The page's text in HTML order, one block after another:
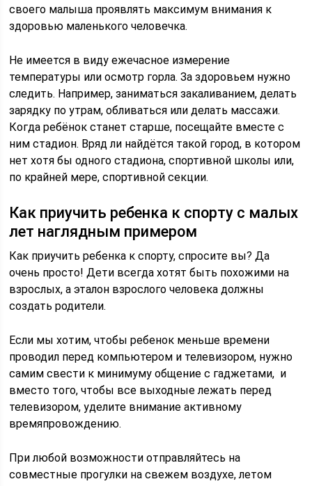
своего малыша проявлять максимум внимания к
здоровью маленького человечка.
Не имеется в виду ежечасное измерение
температуры или осмотр горла. За здоровьем нужно
следить. Например, заниматься закаливанием, делать
зарядку по утрам, обливаться или делать массажи.
Когда ребёнок станет старше, посещайте вместе с
ним стадион. Вряд ли найдётся такой город, в котором
нет хотя бы одного стадиона, спортивной школы или,
по крайней мере, спортивной секции.
Как приучить ребенка к спорту с малых
лет наглядным примером
Как приучить ребенка к спорту, спросите вы? Да
очень просто! Дети всегда хотят быть похожими на
взрослых, а эталон взрослого человека должны
создать родители.
Если мы хотим, чтобы ребенок меньше времени
проводил перед компьютером и телевизором, нужно
самим свести к минимуму общение с гаджетами, и
вместо того, чтобы все выходные лежать перед
телевизором, уделите внимание активному
времяпровождению.
При любой возможности отправляйтесь на
совместные прогулки на свежем воздухе, летом